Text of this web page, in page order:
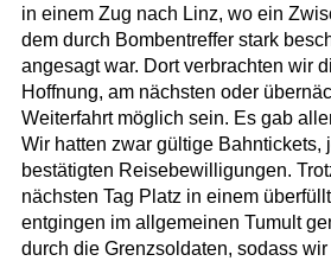
in einem Zug nach Linz, wo ein
dem durch Bombentreffer stark
angesagt war. Dort verbrachten wir
Hoffnung, am nächsten oder
Weiterfahrt möglich sein. Es gab
Wir hatten zwar gültige Bahntickets,
bestätigten Reisebewilligungen.
nächsten Tag Platz in einem
entgingen im allgemeinen Tumult
durch die Grenzsoldaten, sodass